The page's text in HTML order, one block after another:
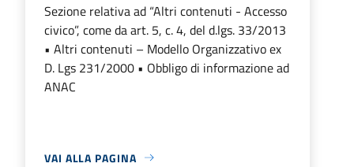
Sezione relativa ad “Altri contenuti - Accesso
civico”, come da art. 5, c. 4, del d.lgs. 33/2013
• Altri contenuti – Modello Organizzativo ex
D. Lgs 231/2000 • Obbligo di informazione ad
ANAC
VAI ALLA PAGINA